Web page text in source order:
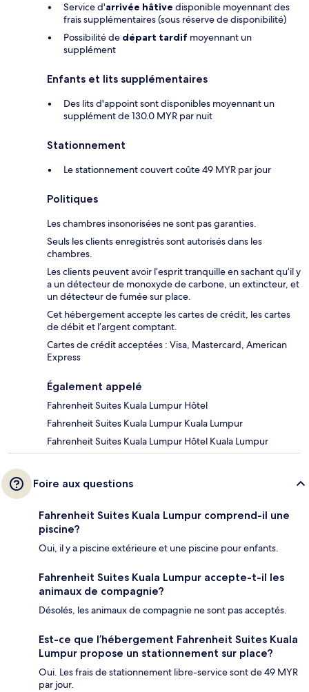
Service d'arrivée hâtive disponible moyennant des
frais supplémentaires (sous réserve de disponibilité)
Possibilité de départ tardif moyennant un
supplément
Enfants et lits supplémentaires
Des lits d'appoint sont disponibles moyennant un
supplément de 130.0 MYR par nuit
Stationnement
Le stationnement couvert coûte 49 MYR par jour
Politiques
Les chambres insonorisées ne sont pas garanties.
Seuls les clients enregistrés sont autorisés dans les
chambres.
Les clients peuvent avoir l’esprit tranquille en sachant qu’il y
a un détecteur de monoxyde de carbone, un extincteur, et
un détecteur de fumée sur place.
Cet hébergement accepte les cartes de crédit, les cartes
de débit et l’argent comptant.
Cartes de crédit acceptées : Visa, Mastercard, American
Express
Également appelé
Fahrenheit Suites Kuala Lumpur Hôtel
Fahrenheit Suites Kuala Lumpur Kuala Lumpur
Fahrenheit Suites Kuala Lumpur Hôtel Kuala Lumpur
Foire aux questions
Fahrenheit Suites Kuala Lumpur comprend-il une
piscine?
Oui, il y a piscine extérieure et une piscine pour enfants.
Fahrenheit Suites Kuala Lumpur accepte-t-il les
animaux de compagnie?
Désolés, les animaux de compagnie ne sont pas acceptés.
Est-ce que l’hébergement Fahrenheit Suites Kuala
Lumpur propose un stationnement sur place?
Oui. Les frais de stationnement libre-service sont de 49 MYR
par jour.